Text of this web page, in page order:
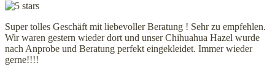
Super tolles Geschäft mit liebevoller Beratung ! Sehr zu empfehlen.
Wir waren gestern wieder dort und unser Chihuahua Hazel wurde
nach Anprobe und Beratung perfekt eingekleidet. Immer wieder
gerne!!!!